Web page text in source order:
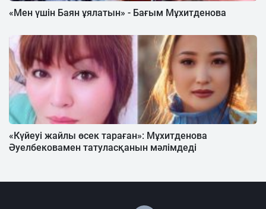
«Мен үшін Баян ұялатын» - Бағым Мұхитденова
«Күйеуі жайлы өсек тараған»: Мұхитденова
Әуелбековамен татуласқанын мәлімдеді